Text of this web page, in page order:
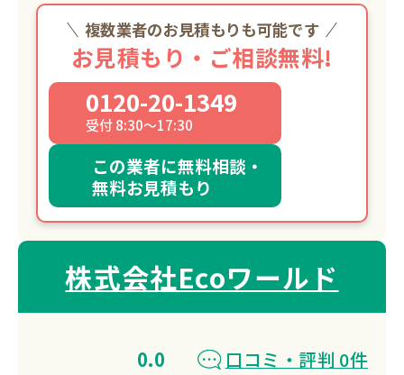
複数業者のお見積もりも可能です
お見積もり・ご相談無料!
0120-20-1349
受付 8:30～17:30
この業者に無料相談・
無料お見積もり
株式会社Ecoワールド
0.0
口コミ・評判 0件